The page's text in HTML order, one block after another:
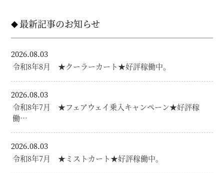
最新記事のお知らせ
2026.08.03
令和8年8月 ★クーラーカート★好評稼働中。
2026.08.03
令和8年7月 ★フェアウェイ乗入キャンペーン★好評稼
働…
2026.08.03
令和8年7月 ★ミストカート★好評稼働中。